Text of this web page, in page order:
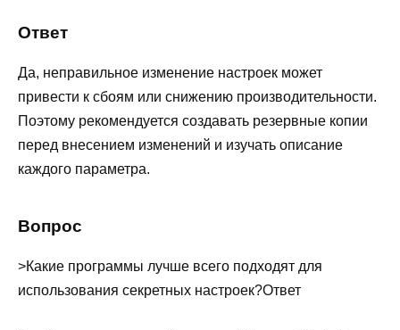
Ответ
Да, неправильное изменение настроек может
привести к сбоям или снижению производительности.
Поэтому рекомендуется создавать резервные копии
перед внесением изменений и изучать описание
каждого параметра.
Вопрос
>Какие программы лучше всего подходят для
использования секретных настроек?Ответ